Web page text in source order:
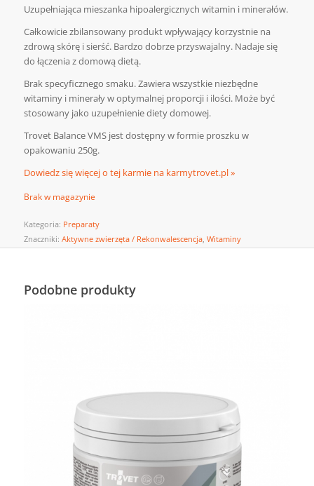
Uzupełniająca mieszanka hipoalergicznych witamin i minerałów.
Całkowicie zbilansowany produkt wpływający korzystnie na
zdrową skórę i sierść. Bardzo dobrze przyswajalny. Nadaje się
do łączenia z domową dietą.
Brak specyficznego smaku. Zawiera wszystkie niezbędne
witaminy i minerały w optymalnej proporcji i ilości. Może być
stosowany jako uzupełnienie diety domowej.
Trovet Balance VMS jest dostępny w formie proszku w
opakowaniu 250g.
Dowiedz się więcej o tej karmie na karmytrovet.pl »
Brak w magazynie
Kategoria: Preparaty
Znaczniki: Aktywne zwierzęta / Rekonwalescencja, Witaminy
Podobne produkty